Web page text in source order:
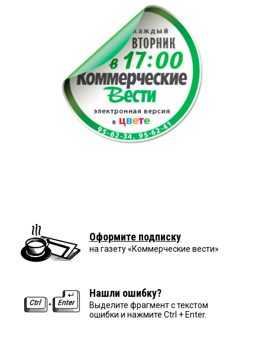
Оформите подписку
на газету «Коммерческие вести»
Нашли ошибку?
Выделите фрагмент с текстом
ошибки и нажмите Ctrl + Enter.